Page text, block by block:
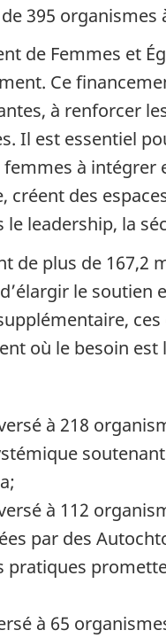
395 organismes
de Femmes et
Ce
à renforcer
Il est essentiel
à
des
leadership, la
de plus de
le soutien
où le besoin est
à 218
à 112
par des
pratiques
à 65